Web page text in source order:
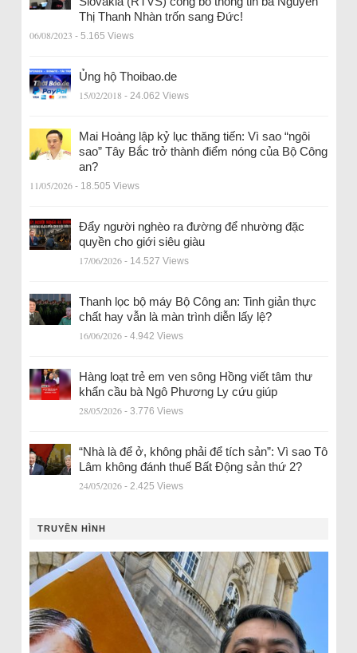
Thị Thanh Nhàn trốn sang Đức!
06/08/2023 - 5.165 Views
Ủng hộ Thoibao.de
15/02/2018 - 24.062 Views
Mai Hoàng lập kỷ lục thăng tiến: Vì sao “ngôi
sao” Tây Bắc trở thành điểm nóng của Bộ Công
an?
11/05/2026 - 18.505 Views
Đẩy người nghèo ra đường để nhường đặc
quyền cho giới siêu giàu
17/06/2026 - 14.527 Views
Thanh lọc bộ máy Bộ Công an: Tinh giản thực
chất hay vẫn là màn trình diễn lấy lệ?
16/06/2026 - 4.942 Views
Hàng loạt trẻ em ven sông Hồng viết tâm thư
khẩn cầu bà Ngô Phương Ly cứu giúp
28/05/2026 - 3.776 Views
“Nhà là để ở, không phải để tích sản”: Vì sao Tô
Lâm không đánh thuế Bất Động sản thứ 2?
24/05/2026 - 2.425 Views
TRUYỀN HÌNH